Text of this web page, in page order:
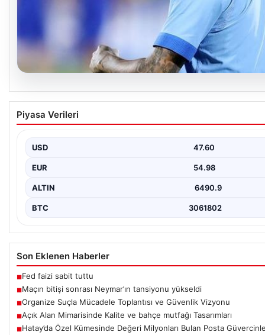
Maçın bitişi sonrası Neymar’ın tansiyonu
Karşılaşmanın bitiş düdüğünün ardından saha kenarında
Piyasa Verileri
USD 47.60
EUR 54.98
ALTIN 6490.9
BTC 3061802
Son Eklenen Haberler
■Fed faizi sabit tuttu
■Maçın bitişi sonrası Neymar’ın tansiyonu yükseldi
■Organize Suçla Mücadele Toplantısı ve Güvenlik Vizyonu
■Açık Alan Mimarisinde Kalite ve bahçe mutfağı Tasarımları
■Hatay’da Özel Kümesinde Değeri Milyonları Bulan Posta